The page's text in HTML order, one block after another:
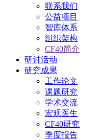
联系我们
公益项目
智库体系
组织架构
CF40简介
研讨活动
研究成果
工作论文
课题研究
学术交流
宏观医生
CF40研究
季度报告